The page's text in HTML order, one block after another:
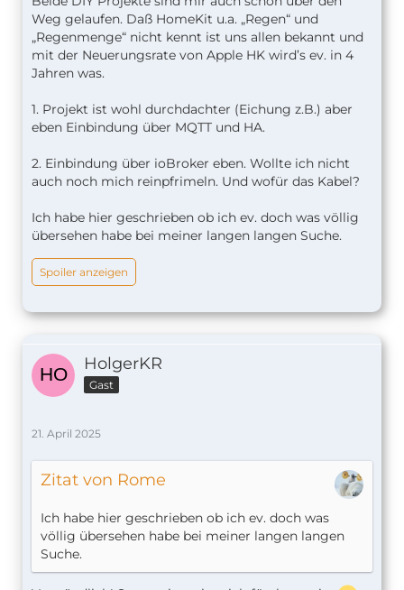
Weg gelaufen. Daß HomeKit u.a. „Regen“ und
„Regenmenge“ nicht kennt ist uns allen bekannt und
mit der Neuerungsrate von Apple HK wird’s ev. in 4
Jahren was.
1. Projekt ist wohl durchdachter (Eichung z.B.) aber
eben Einbindung über MQTT und HA.
2. Einbindung über ioBroker eben. Wollte ich nicht
auch noch mich reinpfrimeln. Und wofür das Kabel?
Ich habe hier geschrieben ob ich ev. doch was völlig
übersehen habe bei meiner langen langen Suche.
Spoiler anzeigen
HolgerKR
Gast
21. April 2025
Zitat von Rome
Ich habe hier geschrieben ob ich ev. doch was
völlig übersehen habe bei meiner langen langen
Suche.